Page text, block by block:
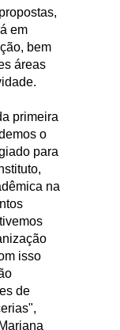
em
bem
áreas
primeira
o
para
na
isso
de